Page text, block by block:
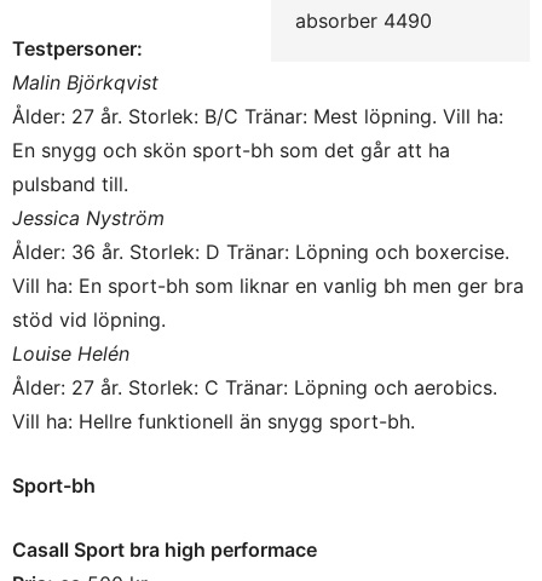
absorber 4490
Testpersoner:
Malin Björkqvist
Ålder: 27 år. Storlek: B/C Tränar: Mest löpning. Vill ha:
En snygg och skön sport-bh som det går att ha
pulsband till.
Jessica Nyström
Ålder: 36 år. Storlek: D Tränar: Löpning och boxercise.
Vill ha: En sport-bh som liknar en vanlig bh men ger bra
stöd vid löpning.
Louise Helén
Ålder: 27 år. Storlek: C Tränar: Löpning och aerobics.
Vill ha: Hellre funktionell än snygg sport-bh.
Sport-bh
Casall Sport bra high performace